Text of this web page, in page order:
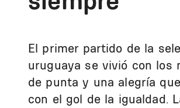
El primer partido de la
uruguaya se vivió con los
de punta y una alegría
con el gol de la igualdad.